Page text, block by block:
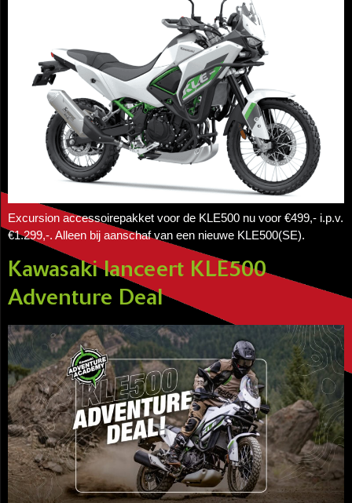
Excursion accessoirepakket voor de KLE500 nu voor €499,- i.p.v.
€1.299,-. Alleen bij aanschaf van een nieuwe KLE500(SE).
Kawasaki lanceert KLE500
Adventure Deal